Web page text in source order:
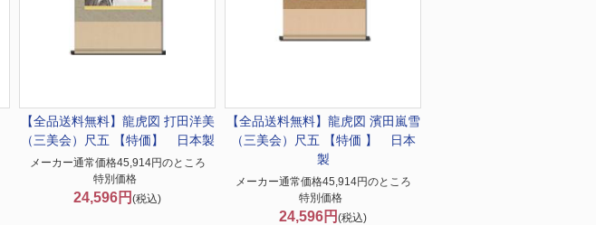
【全品送料無料】 龍虎図 打田洋美
（三美会）尺五 【特価】 日本製
メーカー通常価格45,914円のところ
特別価格
24,596円 (税込)
【全品送料無料】 龍虎図 濱田嵐雪
（三美会）尺五 【特価 】 日本
製
メーカー通常価格45,914円のところ
特別価格
24,596円 (税込)